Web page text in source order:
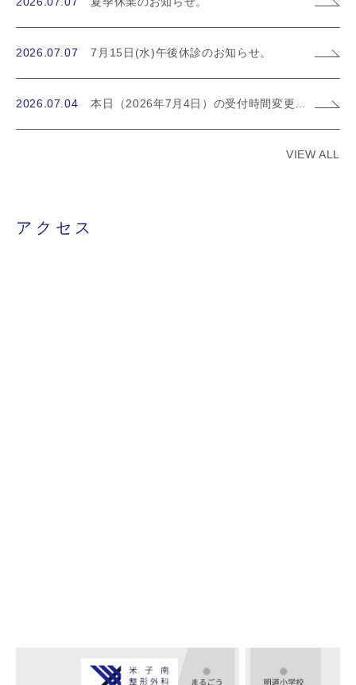
2026.07.07 7月15日(水)午後休診のお知らせ。
2026.07.04 本日（2026年7月4日）の受付時間変更のお知らせ。
VIEW ALL
アクセス